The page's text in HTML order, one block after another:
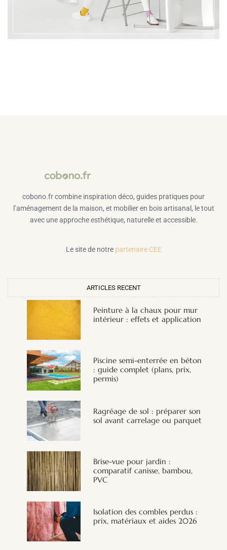
cobono.fr combine inspiration déco, guides pratiques pour
l’aménagement de la maison, et mobilier en bois artisanal, le tout
avec une approche esthétique, naturelle et accessible.
Le site de notre partenaire CEE
ARTICLES RECENT
Peinture à la chaux pour mur
intérieur : effets et application
Piscine semi-enterrée en béton
: guide complet (plans, prix,
permis)
Ragréage de sol : préparer son
sol avant carrelage ou parquet
Brise-vue pour jardin :
comparatif canisse, bambou,
PVC
Isolation des combles perdus :
prix, matériaux et aides 2026